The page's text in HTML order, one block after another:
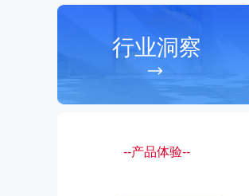
行业洞察
--产品体验--